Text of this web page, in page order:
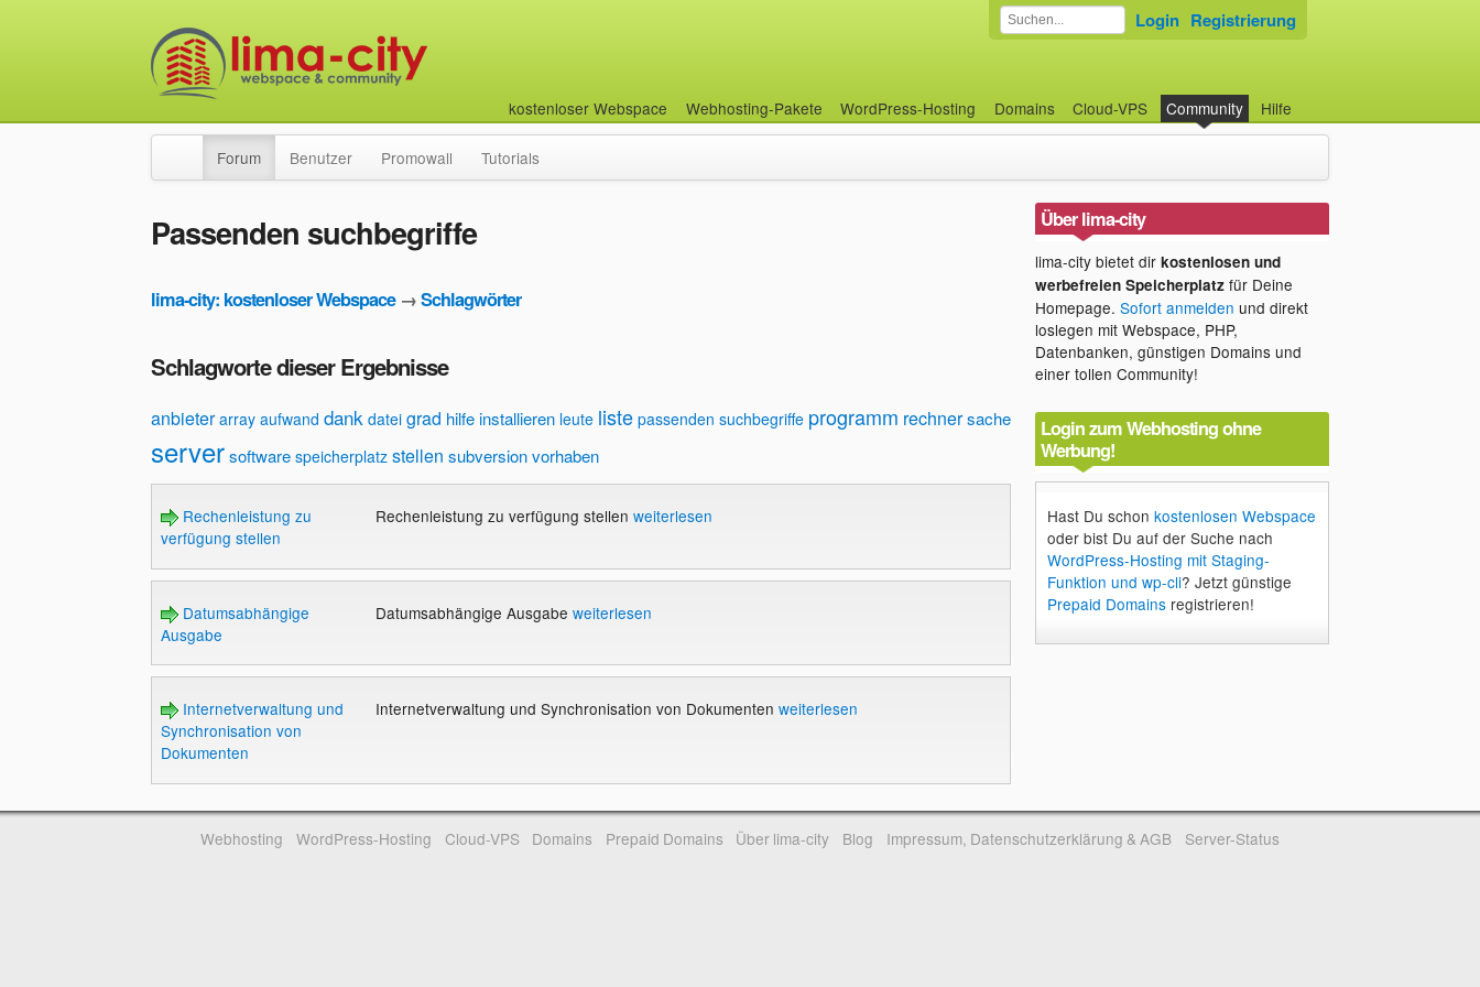
kostenloser Webspace Webhosting-Pakete WordPress-Hosting Domains Cloud-VPS Community Hilfe
Login Registrierung
Forum Benutzer Promowall Tutorials
Passenden suchbegriffe
lima-city: kostenloser Webspace→Schlagwörter
Schlagworte dieser Ergebnisse
anbieter array aufwand dank datei grad hilfeinstallieren leute liste passenden suchbegriffe programm rechnersache
serversoftware speicherplatz stellen subversionvorhaben
Rechenleistung zu
verfügung stellen
Rechenleistung zu verfügung stellen weiterlesen
Datumsabhängige
Ausgabe
Datumsabhängige Ausgabe weiterlesen
Internetverwaltung und
Synchronisation von
Dokumenten
Internetverwaltung und Synchronisation von Dokumenten weiterlesen
Über lima-city
lima-city bietet dir kostenlosen und
werbefreien Speicherplatzfür Deine
Homepage. Sofort anmelden und direkt
loslegen mit Webspace, PHP,
Datenbanken, günstigen Domains und
einer tollen Community!
Login zum Webhosting ohne
Werbung!
Hast Du schon kostenlosen Webspace
oder bist Du auf der Suche nach
WordPress-Hosting mit Staging-
Funktion und wp-cli? Jetzt günstige
Prepaid Domainsregistrieren!
Webhosting WordPress-Hosting Cloud-VPS Domains Prepaid Domains Über lima-city Blog Impressum, Datenschutzerklärung & AGB Server-Status